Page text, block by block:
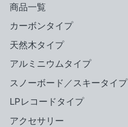
商品一覧
カーボンタイプ
天然木タイプ
アルミニウムタイプ
スノーボード／スキータイプ
LPレコードタイプ
アクセサリー